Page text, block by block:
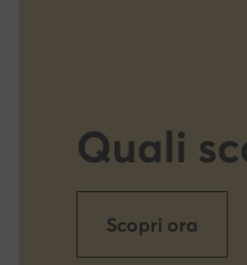
Quali
Scopri ora